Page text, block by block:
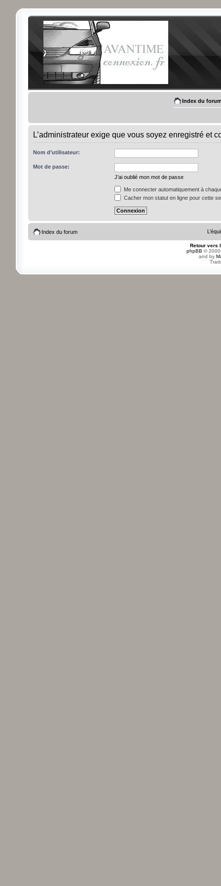
Index du
L’administrateur exige que vous soyez enregistré et
Nom d’utilisateur:
Mot de passe:
J’ai oublié mon mot de passe
Me connecter automatiquement à
Cacher mon statut en ligne pour cette
Index du forum
Retour vers
phpBB ©
and by